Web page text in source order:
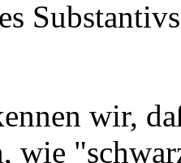
wir,
wie